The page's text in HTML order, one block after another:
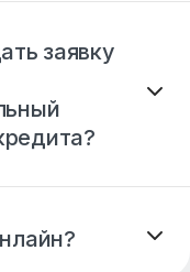
заявку